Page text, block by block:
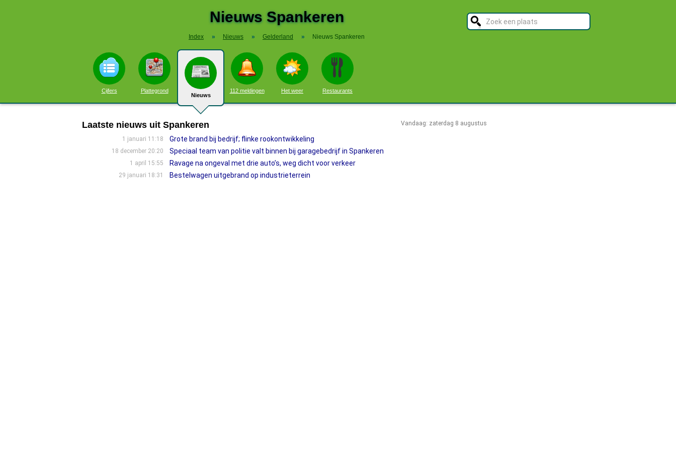
Nieuws Spankeren
Index » Nieuws » Gelderland » Nieuws Spankeren
Cijfers Plattegrond
Nieuws
112 meldingen Het weer Restaurants
Vandaag: zaterdag 8 augustus
Laatste nieuws uit Spankeren
1 januari 11:18 Grote brand bij bedrijf; flinke rookontwikkeling
18 december 20:20 Speciaal team van politie valt binnen bij garagebedrijf in Spankeren
1 april 15:55 Ravage na ongeval met drie auto’s, weg dicht voor verkeer
29 januari 18:31 Bestelwagen uitgebrand op industrieterrein